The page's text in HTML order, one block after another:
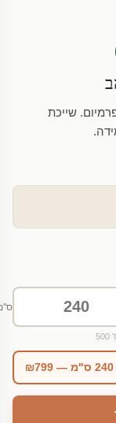
שייכת